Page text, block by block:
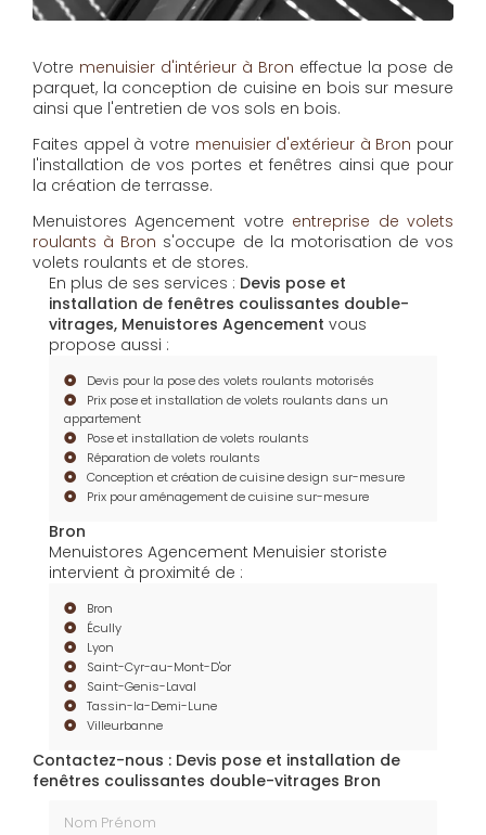
Votre menuisier d'intérieur à Bron effectue la pose de
parquet, la conception de cuisine en bois sur mesure
ainsi que l'entretien de vos sols en bois.
Faites appel à votre menuisier d'extérieur à Bron pour
l'installation de vos portes et fenêtres ainsi que pour
la création de terrasse.
Menuistores Agencement votre entreprise de volets
roulants à Bron s'occupe de la motorisation de vos
volets roulants et de stores.
En plus de ses services : Devis pose et
installation de fenêtres coulissantes double-
vitrages, Menuistores Agencement vous
propose aussi :
Devis pour la pose des volets roulants motorisés
Prix pose et installation de volets roulants dans un
appartement
Pose et installation de volets roulants
Réparation de volets roulants
Conception et création de cuisine design sur-mesure
Prix pour aménagement de cuisine sur-mesure
Bron
Menuistores Agencement Menuisier storiste
intervient à proximité de :
Bron
Écully
Lyon
Saint-Cyr-au-Mont-D'or
Saint-Genis-Laval
Tassin-la-Demi-Lune
Villeurbanne
Contactez-nous : Devis pose et installation de
fenêtres coulissantes double-vitrages Bron